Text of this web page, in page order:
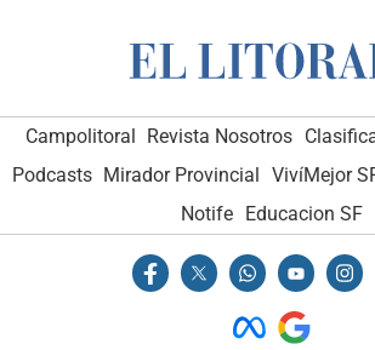
Campolitoral Revista Nosotros
Podcasts Mirador Provincial VivíMejor
Notife
Educacion SF